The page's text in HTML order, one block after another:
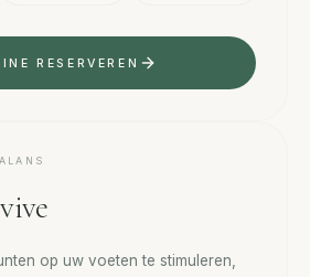
RESERVEREN
op uw voeten te stimuleren,